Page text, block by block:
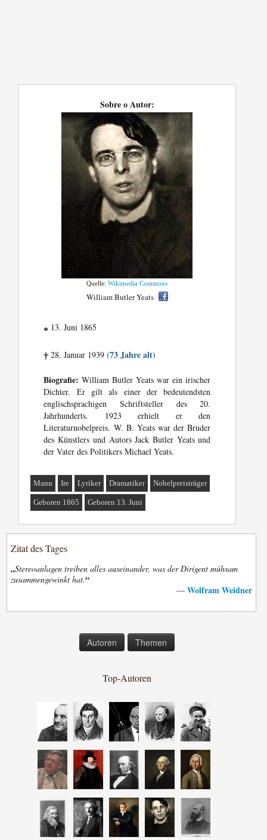
Sobre o Autor:
Quelle:Wikimedia Commons
William Butler Yeats
* 13. Juni 1865
† 28. Januar 1939(73 Jahre alt)
Biografie: William Butler Yeats war ein irischer
Dichter. Er gilt als einer der bedeutendsten
englischsprachigen Schriftsteller des 20.
Jahrhunderts. 1923 erhielt er den
Literaturnobelpreis. W. B. Yeats war der Bruder
des Künstlers und Autors Jack Butler Yeats und
der Vater des Politikers Michael Yeats.
Mann Ire Lyriker Dramatiker Nobelpreisträger
Geboren 1865 Geboren 13. Juni
Zitat des Tages
„Stereoanlagen treiben alles auseinander, was der Dirigent mühsam
zusammengewinkt hat.“
— Wolfram Weidner
Autoren Themen
Top-Autoren